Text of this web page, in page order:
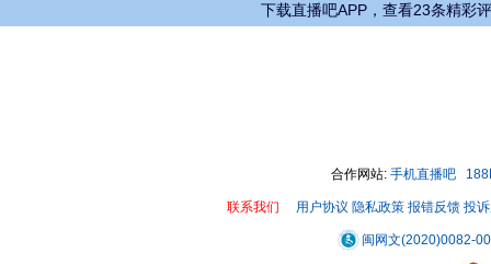
下载直播吧APP，查看23条精彩
合作网站: 手机直播吧
联系我们 用户协议 隐私政策 报错反馈 投
闽网文(2020)0082-